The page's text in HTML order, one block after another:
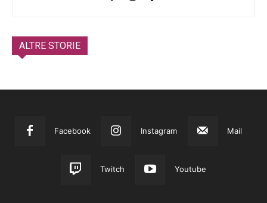
ALTRE STORIE
Facebook Instagram Mail
Twitch Youtube